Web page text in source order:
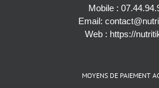
Mobile :
Email:
Web : https://
MOYENS DE PAIEMENT